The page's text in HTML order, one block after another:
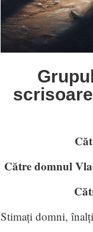
Către domnul
Stimați domni,